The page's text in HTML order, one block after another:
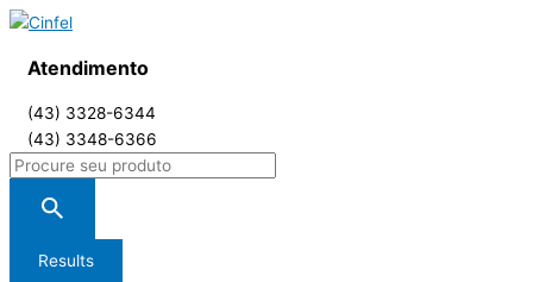
Atendimento
(43) 3328-6344
(43) 3348-6366
Results